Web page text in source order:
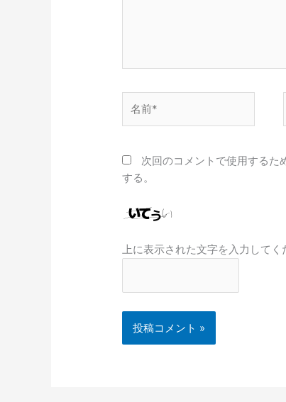
前
次回のコメントで使用するた
する。
上に表示された文字を入力してく